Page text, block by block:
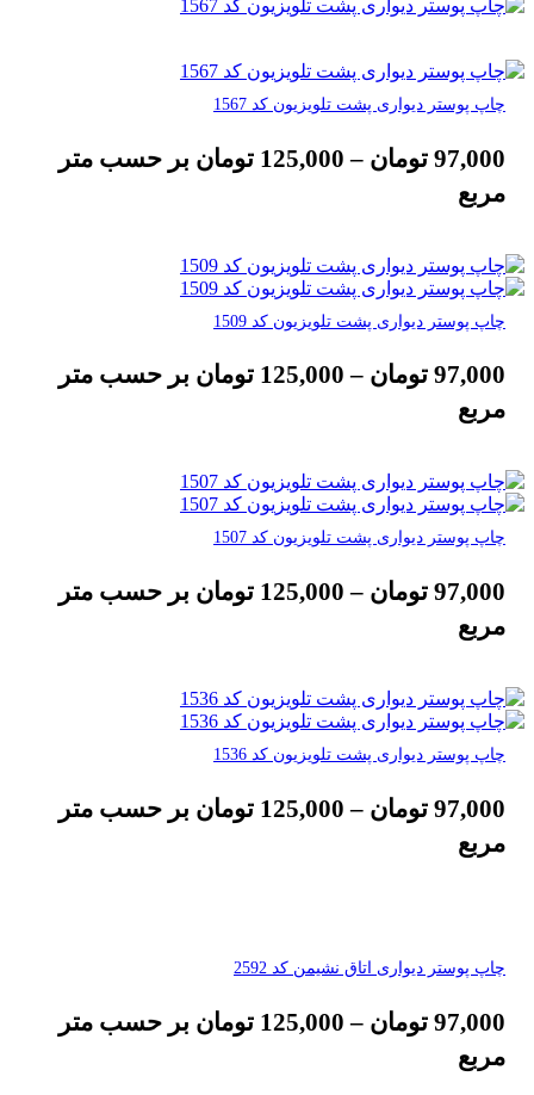
چاپ پوستر دیواری پشت تلویزیون کد 1567
97,000 تومان –
125,000 تومان بر حسب متر
مربع
چاپ پوستر دیواری پشت تلویزیون کد 1509
97,000 تومان –
125,000 تومان بر حسب متر
مربع
چاپ پوستر دیواری پشت تلویزیون کد 1507
97,000 تومان –
125,000 تومان بر حسب متر
مربع
چاپ پوستر دیواری پشت تلویزیون کد 1536
97,000 تومان –
125,000 تومان بر حسب متر
مربع
چاپ پوستر دیواری اتاق نشیمن کد 2592
97,000 تومان –
125,000 تومان بر حسب متر
مربع